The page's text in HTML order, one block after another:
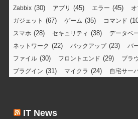
Zabbix (30) アプリ (45) エラー (45)
ガジェット (67) ゲーム (35) コマンド
スマホ (28) セキュリティ (38) データベ
ネットワーク (22) バックアップ(23) バ
ファイル (30) フロントエンド (29) ブラ
プラグイン (31) マイクラ (24) 自宅サー
IT News